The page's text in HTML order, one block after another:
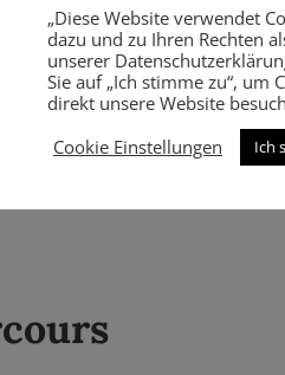
„Diese Website verwendet
dazu und zu Ihren Rechten
unserer
Sie auf „Ich stimme zu“, um
direkt unsere Website
Cookie Einstellungen
Ich